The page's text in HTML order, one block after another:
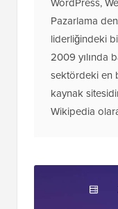
Pazarlama
liderliğindeki
2009 yılında
sektördeki en
kaynak
Wikipedia